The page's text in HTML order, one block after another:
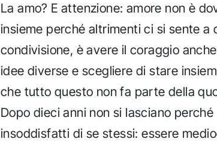
La amo? E attenzione: amore non è
insieme perché altrimenti ci si sente a
condivisione, è avere il coraggio
idee diverse e scegliere di stare
che tutto questo non fa parte della
Dopo dieci anni non si lasciano
insoddisfatti di se stessi: essere